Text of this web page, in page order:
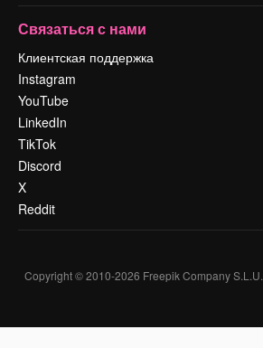
Связаться с нами
Клиентская поддержка
Instagram
YouTube
LinkedIn
TikTok
Discord
X
Reddit
Copyright © 2010-2026 Freepik Company S.L.U.